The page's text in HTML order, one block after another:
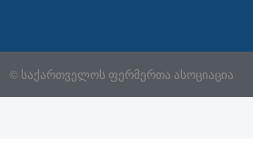
© საქართველოს ფერმერთა ასოციაცია